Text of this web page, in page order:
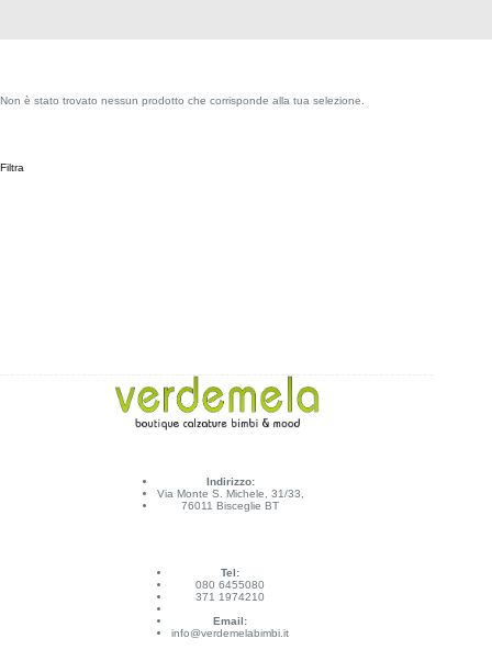
Non è stato trovato nessun prodotto che corrisponde alla tua selezione.
Filtra
Indirizzo:
Via Monte S. Michele, 31/33,
76011 Bisceglie BT
Tel:
080 6455080
371 1974210
Email:
info@verdemelabimbi.it